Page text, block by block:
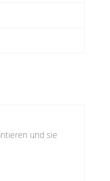
und sie